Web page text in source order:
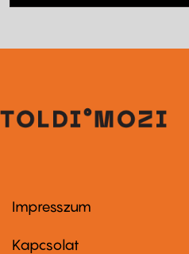
Footer
first
Impresszum
Kapcsolat